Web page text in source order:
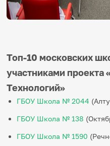
Топ-10 московских
участниками
Технологий»
ГБОУ Школа № 2044
ГБОУ Школа № 138
ГБОУ Школа № 1590